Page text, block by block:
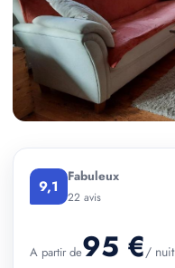
9,1 Fabuleux
22 avis
A partir de95 €/ nuit